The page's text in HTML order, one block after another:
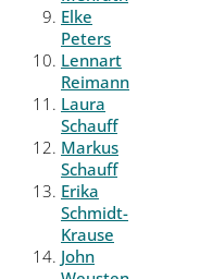
Elke
Peters
Lennart
Reimann
Laura
Schauff
Markus
Schauff
Erika
Schmidt-
Krause
John